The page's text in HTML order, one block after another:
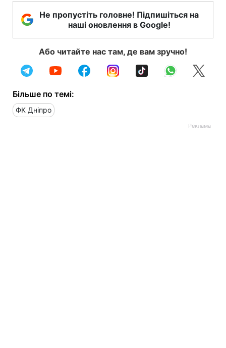
Не пропустіть головне! Підпишіться на
наші оновлення в Google!
Або читайте нас там, де вам зручно!
Більше по темі:
ФК Дніпро